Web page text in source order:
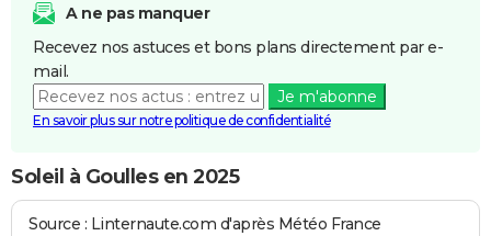
A ne pas manquer
Recevez nos astuces et bons plans directement par e-
mail.
Je m'abonne
En savoir plus sur notre politique de confidentialité
Soleil à Goulles en 2025
Source : Linternaute.com d'après Météo France